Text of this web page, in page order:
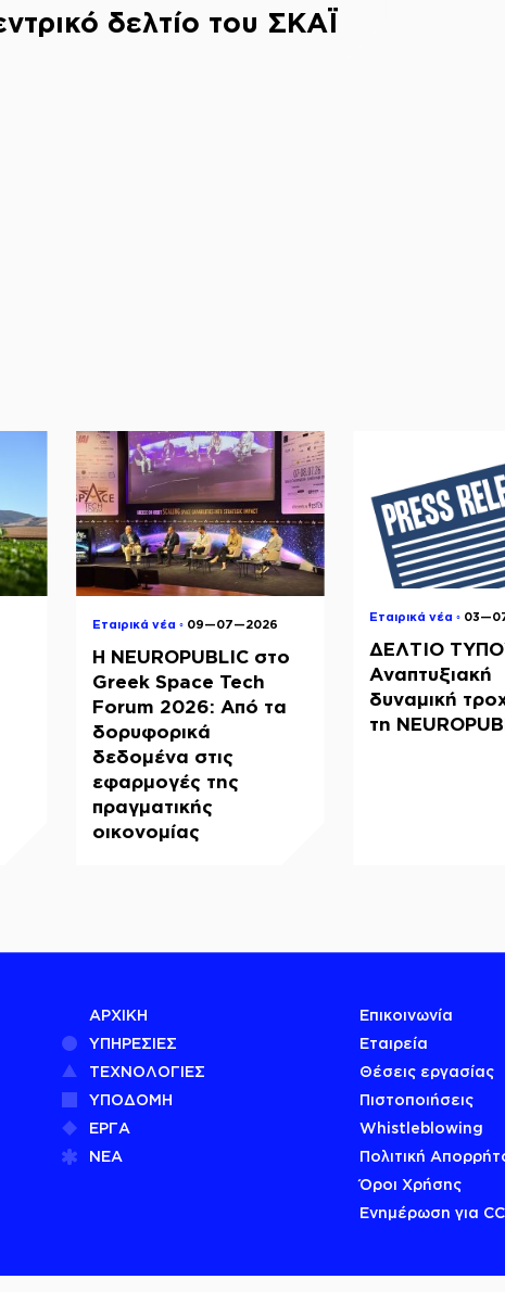
δελτίο του ΣΚΑΪ
Εταιρικά νέα ◦ 09—07—2026
Η NEUROPUBLIC στο
Greek Space Tech
Forum 2026: Από τα
δορυφορικά
δεδομένα στις
εφαρμογές της
πραγματικής
οικονομίας
Εταιρικά νέα ◦
ΔΕΛΤΙΟ
Αναπτυξιακή
δυναμική
τη
ΑΡΧΙΚΗ
ΥΠΗΡΕΣΙΕΣ
ΤΕΧΝΟΛΟΓΙΕΣ
ΥΠΟΔΟΜΗ
ΕΡΓΑ
ΝΕΑ
Επικοινωνία
Εταιρεία
Θέσεις εργασίας
Πιστοποιήσεις
Whistleblowing
Πολιτική
Όροι Χρήσης
Ενημέρωση για